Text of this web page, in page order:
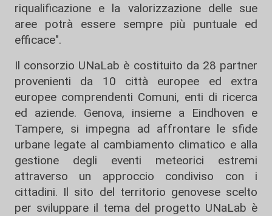
riqualificazione e la valorizzazione delle sue
aree potrà essere sempre più puntuale ed
efficace".
Il consorzio UNaLab è costituito da 28 partner
provenienti da 10 città europee ed extra
europee comprendenti Comuni, enti di ricerca
ed aziende. Genova, insieme a Eindhoven e
Tampere, si impegna ad affrontare le sfide
urbane legate al cambiamento climatico e alla
gestione degli eventi meteorici estremi
attraverso un approccio condiviso con i
cittadini. Il sito del territorio genovese scelto
per sviluppare il tema del progetto UNaLab è